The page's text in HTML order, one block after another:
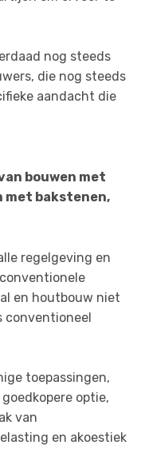
nog steeds
die nog steeds
aandacht die
bouwen met
met bakstenen,
regelgeving en
en houtbouw niet
conventioneel
toepassingen,
optie,
van
en akoestiek